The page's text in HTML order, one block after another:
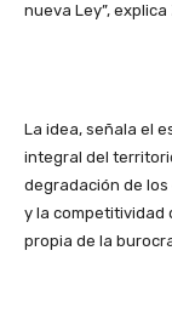
nueva Ley”, explica
La idea, señala el
integral del
degradación de
y la competitividad
propia de la